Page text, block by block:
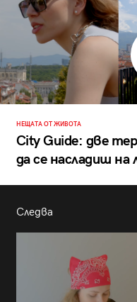
НЕЩАТА ОТ ЖИВОТА
City Guide: две
да се насладиш
Следва